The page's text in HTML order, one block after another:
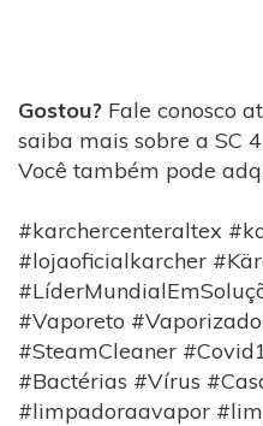
Gostou? Fale conosco
saiba mais sobre a SC
Você também pode
#karchercenteraltex
#lojaoficialkarcher
#Vaporeto
#SteamCleaner
#Bactérias #Vírus
#limpadoraavapor